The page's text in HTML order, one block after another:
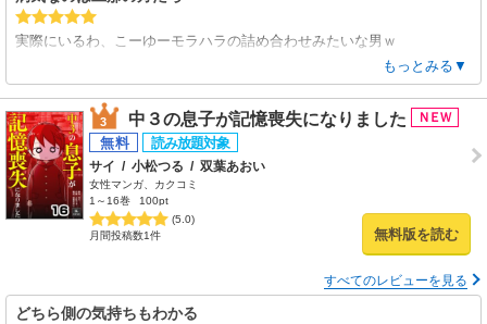
実際にいるわ、こーゆーモラハラの詰め合わせみたいな男ｗ
なまじ外面と頭が良いから、公衆の面前では本性を出さず周囲を欺くタ
イプ。
そして妻が逃げられないのを見越しての言動なんだよなー
自分だったら子を授かる前にブチギレで反撃するけど、この話の奥さん
は心身共に弱いから支配から逃げるの難しかったか。
家庭裁判所の調停員って、バカにしてくるヤツ実際に存在する（オバァ
だけじゃなくオジイの調停員にも見下してくるヤツいる）からリアルだ
った。 実話なのね、この漫画って。
何にしろ、守るべき子がいるんだから、うつむいて立ち止まらず前を向
母は強し！ 覚悟を決め、腹をくくった女は強いよー
もっとみる▼
3 中３の息子が記憶喪失になりました
サイ / 小松つる / 双葉あおい
女性マンガ、カクコミ
1～16巻
100pt
(5.0)
月間投稿数1件
無料版を読む
すべてのレビューを見る
どちら側の気持ちもわかる